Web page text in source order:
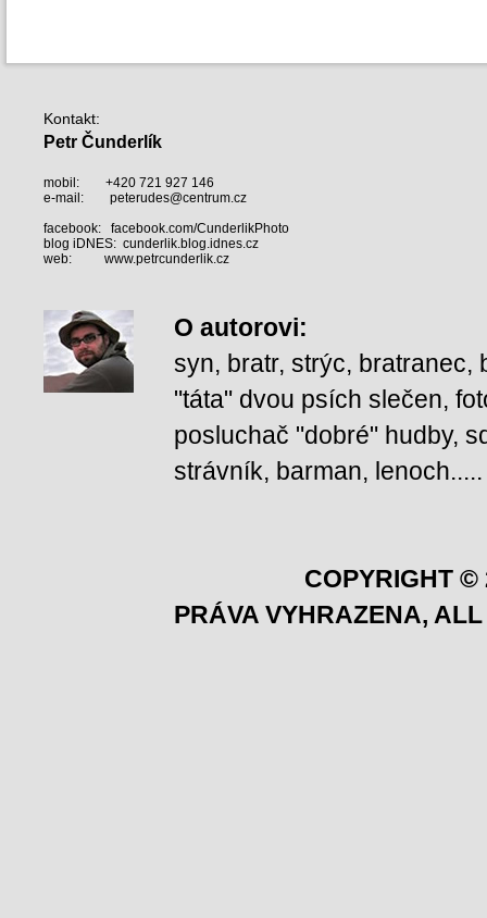
Kontakt:
Petr Čunderlík
mobil: +420 721 927 146
e-mail:
peterudes@centrum.cz
facebook:
facebook.com/CunderlikPhoto
blog iDNES: cunderlik.blog.idnes.cz
web:
www.petrcunderlik.cz
O autorovi:
syn, bratr, strýc, bratranec,
"táta" dvou psích slečen,
posluchač "dobré" hudby,
strávník, barman, lenoch.....
COPYRIGHT
PRÁVA VYHRAZENA,